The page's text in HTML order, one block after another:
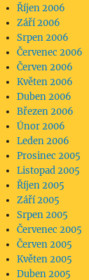
Říjen 2006
Září 2006
Srpen 2006
Červenec 2006
Červen 2006
Květen 2006
Duben 2006
Březen 2006
Únor 2006
Leden 2006
Prosinec 2005
Listopad 2005
Říjen 2005
Září 2005
Srpen 2005
Červenec 2005
Červen 2005
Květen 2005
Duben 2005